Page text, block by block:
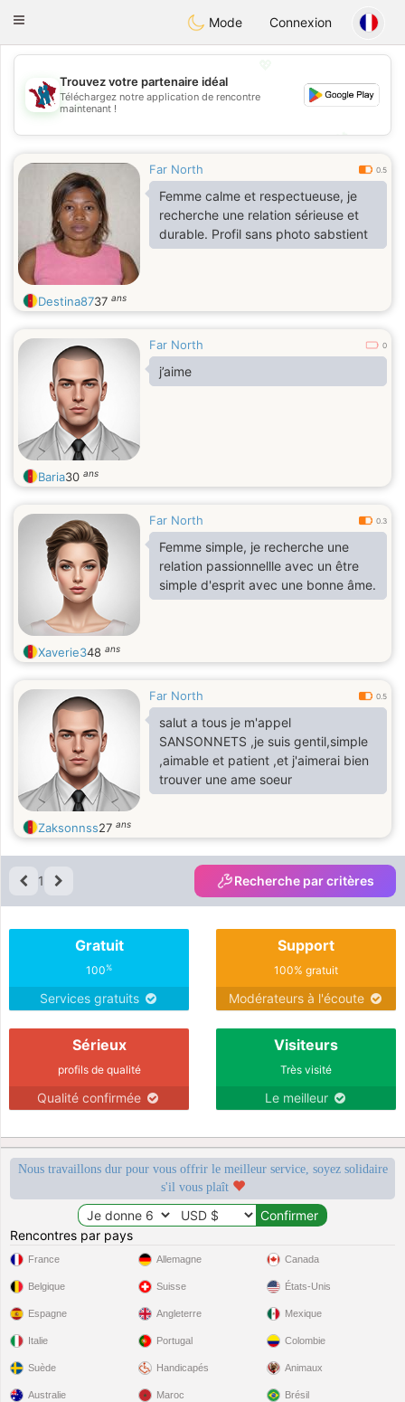
Taimerais
Toggle
Mode Connexion
💖
💕
Trouvez votre partenaire idéal
Téléchargez notre application de rencontre
maintenant !
Far North 0.5
Femme calme et respectueuse, je
recherche une relation sérieuse et
durable. Profil sans photo sabstient
Destina8737 ans
Far North 0
j’aime
Baria30 ans
Far North 0.3
Femme simple, je recherche une
relation passionnellle avec un être
simple d'esprit avec une bonne âme.
Xaverie348 ans
Far North 0.5
salut a tous je m'appel
SANSONNETS ,je suis gentil,simple
,aimable et patient ,et j'aimerai bien
trouver une ame soeur
Zaksonnss27 ans
1 Recherche par critères
Gratuit
100%
Services gratuits
Support
100% gratuit
Modérateurs à l'écoute
Sérieux
profils de qualité
Qualité confirmée
Visiteurs
Très visité
Le meilleur
Nous travaillons dur pour vous offrir le meilleur service, soyez solidaire
s'il vous plaît
Rencontres par pays
France
Belgique
Espagne
Italie
Suède
Allemagne
Suisse
Angleterre
Portugal
Handicapés
Canada
États-Unis
Mexique
Colombie
Animaux
Australie Maroc Brésil